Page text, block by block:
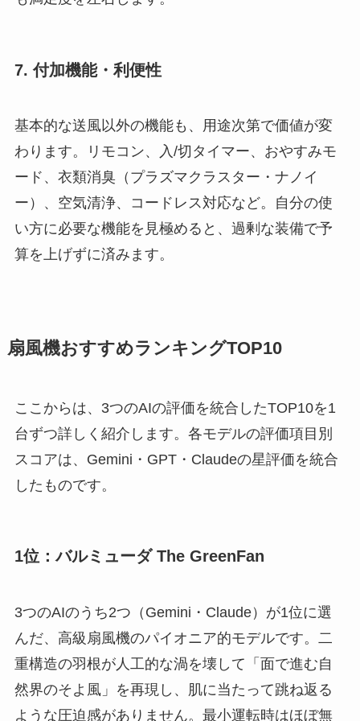
7. 付加機能・利便性
基本的な送風以外の機能も、用途次第で価値が変
わります。リモコン、入/切タイマー、おやすみモ
ード、衣類消臭（プラズマクラスター・ナノイ
ー）、空気清浄、コードレス対応など。自分の使
い方に必要な機能を見極めると、過剰な装備で予
算を上げずに済みます。
扇風機おすすめランキングTOP10
ここからは、3つのAIの評価を統合したTOP10を1
台ずつ詳しく紹介します。各モデルの評価項目別
スコアは、Gemini・GPT・Claudeの星評価を統合
したものです。
1位：バルミューダ The GreenFan
3つのAIのうち2つ（Gemini・Claude）が1位に選
んだ、高級扇風機のパイオニア的モデルです。二
重構造の羽根が人工的な渦を壊して「面で進む自
然界のそよ風」を再現し、肌に当たって跳ね返る
ような圧迫感がありません。最小運転時はほぼ無